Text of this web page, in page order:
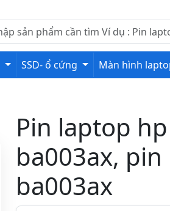
SSD- ổ cứng Màn hình
Pin laptop
ba003ax, pin
ba003ax